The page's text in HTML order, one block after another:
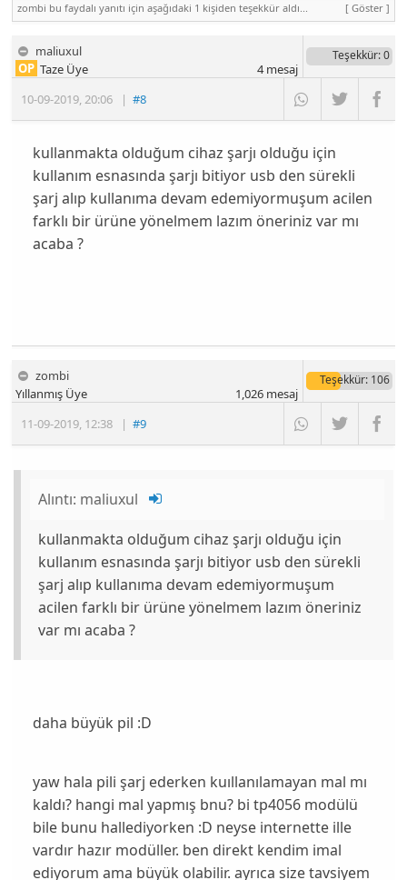
zombi bu faydalı yanıtı için aşağıdaki 1 kişiden teşekkür aldı... [ Göster ]
maliuxul
10-09-2019,20:06 |#8
OP Taze Üye
Teşekkür: 0
4mesaj
kullanmakta olduğum cihaz şarjı olduğu için
kullanım esnasında şarjı bitiyor usb den sürekli
şarj alıp kullanıma devam edemiyormuşum acilen
farklı bir ürüne yönelmem lazım öneriniz var mı
acaba ?
zombi
11-09-2019 12:38 |#9
Yıllanmış Üye
Teşekkür: 106
1,026mesaj
Alıntı: maliuxul
kullanmakta olduğum cihaz şarjı olduğu için
kullanım esnasında şarjı bitiyor usb den sürekli
şarj alıp kullanıma devam edemiyormuşum
acilen farklı bir ürüne yönelmem lazım öneriniz
var mı acaba ?
daha büyük pil :D
yaw hala pili şarj ederken kuıllanılamayan mal mı
kaldı? hangi mal yapmış bnu? bi tp4056 modülü
bile bunu hallediyorken :D neyse internette ille
vardır hazır modüller. ben direkt kendim imal
ediyorum ama büyük olabilir. ayrıca size tavsiyem